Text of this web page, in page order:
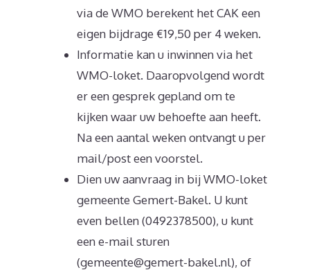
via de WMO berekent het CAK een
eigen bijdrage €19,50 per 4 weken.
Informatie kan u inwinnen via het
WMO-loket. Daaropvolgend wordt
er een gesprek gepland om te
kijken waar uw behoefte aan heeft.
Na een aantal weken ontvangt u per
mail/post een voorstel.
Dien uw aanvraag in bij WMO-loket
gemeente Gemert-Bakel. U kunt
even bellen (0492378500), u kunt
een e-mail sturen
(gemeente@gemert-bakel.nl), of